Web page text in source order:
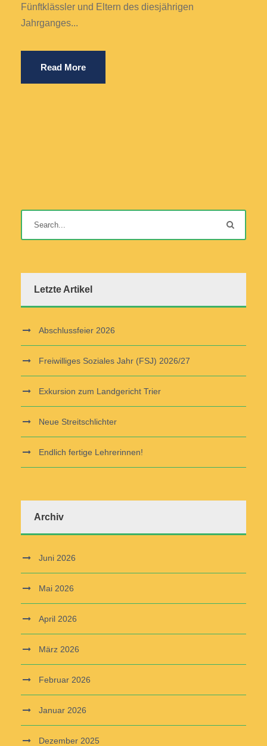
Fünftklässler und Eltern des diesjährigen
Jahrganges...
Read More
Letzte Artikel
Abschlussfeier 2026
Freiwilliges Soziales Jahr (FSJ) 2026/27
Exkursion zum Landgericht Trier
Neue Streitschlichter
Endlich fertige Lehrerinnen!
Archiv
Juni 2026
Mai 2026
April 2026
März 2026
Februar 2026
Januar 2026
Dezember 2025